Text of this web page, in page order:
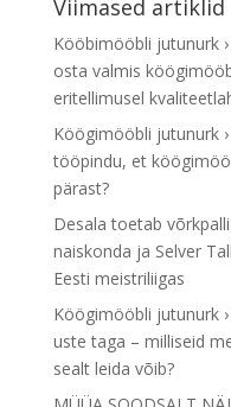
Viimased artiklid
Kööbimööbli jutunurk
osta valmis
eritellimusel
Köögimööbli jutunurk
tööpindu, et
pärast?
Desala toetab
naiskonda ja Selver
Eesti meistriliigas
Köögimööbli jutunurk
uste taga – milliseid
sealt leida võib?